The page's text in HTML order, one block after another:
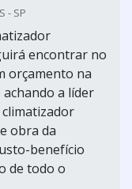
- SP
encontrar no
orçamento na
a líder
obra da
benefício
de todo o